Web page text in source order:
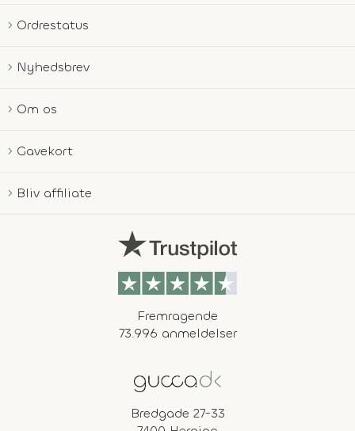
Ordrestatus
Nyhedsbrev
Om os
Gavekort
Bliv affiliate
Fremragende
73.996 anmeldelser
Bredgade 27-33